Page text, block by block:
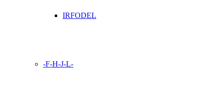
IRFODEL
-F-H-J-L-